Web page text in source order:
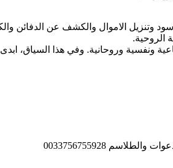
وتنزيل الاموال والكشف عن الدفائن
الروحية.
ونفسية وروحانية. وفي هذا السياق،